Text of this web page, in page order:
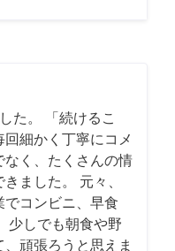
た。 「続けるこ
細かく丁寧にコメ
なく、たくさんの情
ました。 元々、
コンビニ、早食
少しでも朝食や野
頑張ろうと思えま